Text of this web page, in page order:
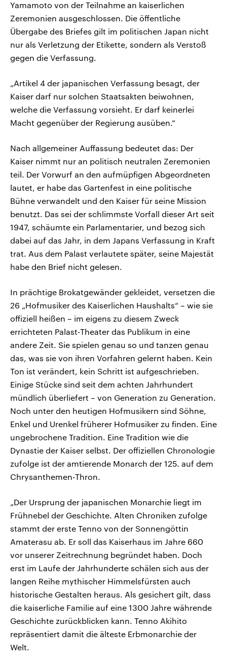
Yamamoto von der Teilnahme an kaiserlichen
Zeremonien ausgeschlossen. Die öffentliche
Übergabe des Briefes gilt im politischen Japan nicht
nur als Verletzung der Etikette, sondern als Verstoß
gegen die Verfassung.
„Artikel 4 der japanischen Verfassung besagt, der
Kaiser darf nur solchen Staatsakten beiwohnen,
welche die Verfassung vorsieht. Er darf keinerlei
Macht gegenüber der Regierung ausüben.“
Nach allgemeiner Auffassung bedeutet das: Der
Kaiser nimmt nur an politisch neutralen Zeremonien
teil. Der Vorwurf an den aufmüpfigen Abgeordneten
lautet, er habe das Gartenfest in eine politische
Bühne verwandelt und den Kaiser für seine Mission
benutzt. Das sei der schlimmste Vorfall dieser Art seit
1947, schäumte ein Parlamentarier, und bezog sich
dabei auf das Jahr, in dem Japans Verfassung in Kraft
trat. Aus dem Palast verlautete später, seine Majestät
habe den Brief nicht gelesen.
In prächtige Brokatgewänder gekleidet, versetzen die
26 „Hofmusiker des Kaiserlichen Haushalts“ – wie sie
offiziell heißen – im eigens zu diesem Zweck
errichteten Palast-Theater das Publikum in eine
andere Zeit. Sie spielen genau so und tanzen genau
das, was sie von ihren Vorfahren gelernt haben. Kein
Ton ist verändert, kein Schritt ist aufgeschrieben.
Einige Stücke sind seit dem achten Jahrhundert
mündlich überliefert – von Generation zu Generation.
Noch unter den heutigen Hofmusikern sind Söhne,
Enkel und Urenkel früherer Hofmusiker zu finden. Eine
ungebrochene Tradition. Eine Tradition wie die
Dynastie der Kaiser selbst. Der offiziellen Chronologie
zufolge ist der amtierende Monarch der 125. auf dem
Chrysanthemen-Thron.
„Der Ursprung der japanischen Monarchie liegt im
Frühnebel der Geschichte. Alten Chroniken zufolge
stammt der erste Tenno von der Sonnengöttin
Amaterasu ab. Er soll das Kaiserhaus im Jahre 660
vor unserer Zeitrechnung begründet haben. Doch
erst im Laufe der Jahrhunderte schälen sich aus der
langen Reihe mythischer Himmelsfürsten auch
historische Gestalten heraus. Als gesichert gilt, dass
die kaiserliche Familie auf eine 1300 Jahre währende
Geschichte zurückblicken kann. Tenno Akihito
repräsentiert damit die älteste Erbmonarchie der
Welt.